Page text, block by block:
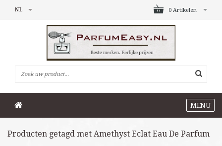
0 Artikelen
NL
MENU
Producten getagd met Amethyst Eclat Eau De Parfum